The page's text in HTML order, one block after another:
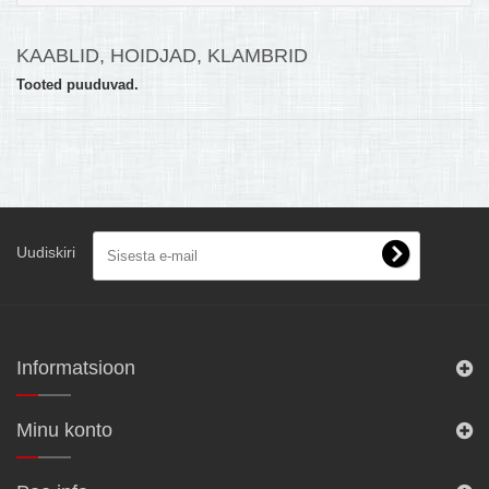
KONTAKTID JA REKVISIIDID
BOONUSPROGRAMM
KAABLID, HOIDJAD, KLAMBRID
Tooted puuduvad.
Uudiskiri
Informatsioon
Minu konto